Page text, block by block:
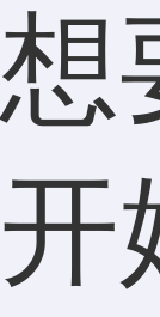
想
开